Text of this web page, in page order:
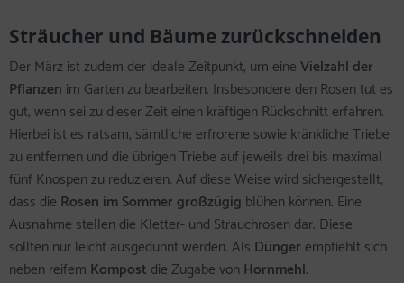
Sträucher und Bäume zurückschneiden
Der März ist zudem der ideale Zeitpunkt, um eineVielzahl der
Pflanzen im Garten zu bearbeiten. Insbesondere den Rosen tut es
gut, wenn sei zu dieser Zeit einen kräftigen Rückschnitt erfahren.
Hierbei ist es ratsam, sämtliche erfrorene sowie kränkliche Triebe
zu entfernen und die übrigen Triebe auf jeweils drei bis maximal
fünf Knospen zu reduzieren. Auf diese Weise wird sichergestellt,
dass die Rosen im Sommer großzügig blühen können. Eine
Ausnahme stellen die Kletter- und Strauchrosen dar. Diese
sollten nur leicht ausgedünnt werden. Als Dünger empfiehlt sich
neben reifem Kompost die Zugabe von Hornmehl.